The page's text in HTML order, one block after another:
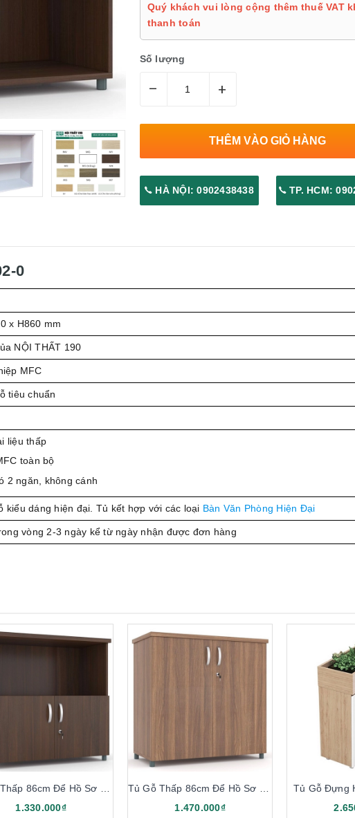
Quý khách vui lòng cộng thêm thuế VAT
thanh toán
Số lượng
– +
THÊM VÀO GIỎ HÀNG
HÀ NỘI: 0902438438 TP. HCM:
0
x H860 mm
NỘI THẤT 190
MFC
tiêu chuẩn
liệu thấp
toàn bộ
2 ngăn, không cánh
kiểu dáng hiện đại. Tủ kết hợp với các loại Bàn Văn Phòng Hiện Đại
vòng 2-3 ngày kể từ ngày nhận được đơn hàng
1.330.000₫
1.470.000₫
Tủ Gỗ Đựng